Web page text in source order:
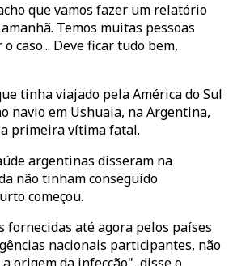
que vamos fazer um relatório
Temos muitas pessoas
caso... Deve ficar tudo bem,
tinha viajado pela América do Sul
navio em Ushuaia, na Argentina,
primeira vítima fatal.
argentinas disseram na
não tinham conseguido
começou.
fornecidas até agora pelos países
nacionais participantes, não